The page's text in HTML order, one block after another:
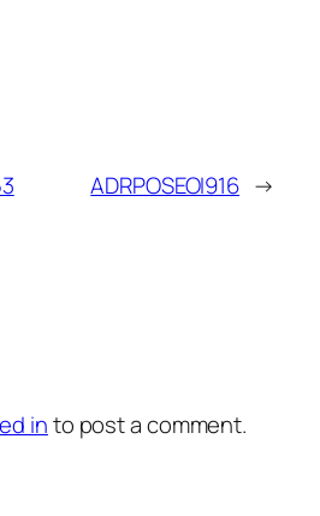
ADRPOSEOI916 →
into post a comment.